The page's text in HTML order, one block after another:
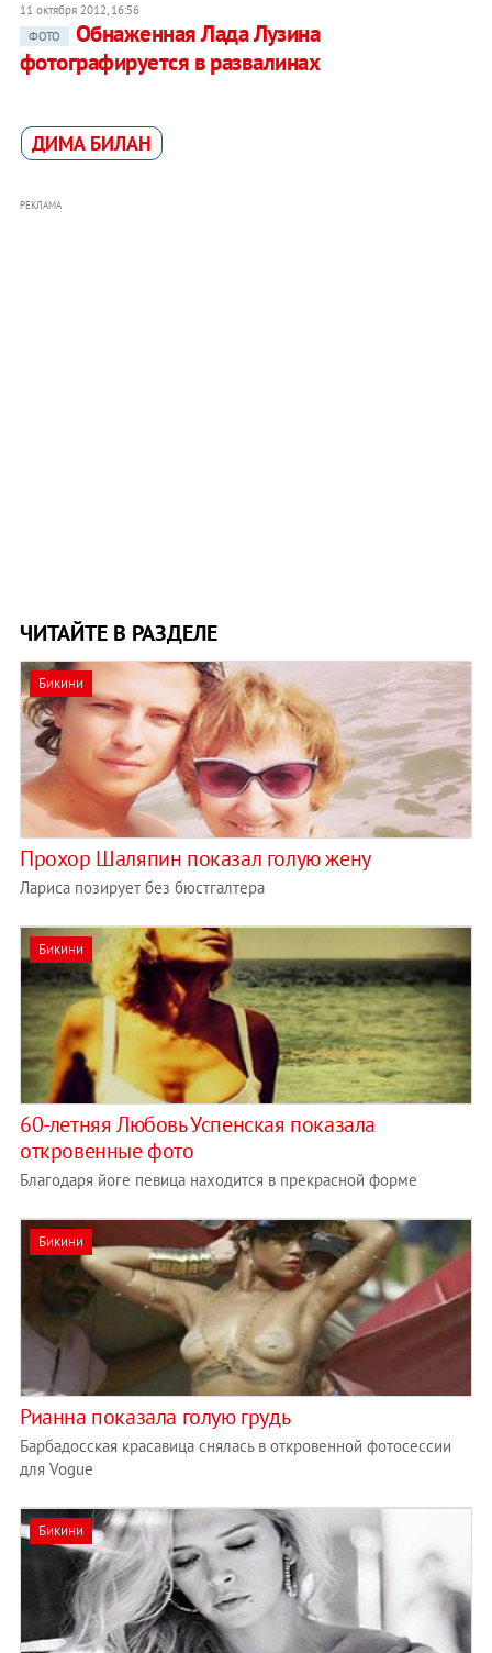
11 октября 2012, 16:56
ФОТО
Обнаженная Лада Лузина
фотографируется в развалинах
ДИМА БИЛАН
РЕКЛАМА
ЧИТАЙТЕ В РАЗДЕЛЕ
Бикини
Прохор Шаляпин показал голую жену
Лариса позирует без бюстгалтера
Бикини
60-летняя Любовь Успенская показала
откровенные фото
Благодаря йоге певица находится в прекрасной форме
Бикини
Рианна показала голую грудь
Барбадосская красавица снялась в откровенной фотосессии
для Vogue
Бикини